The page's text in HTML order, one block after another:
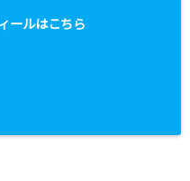
ールはこちら